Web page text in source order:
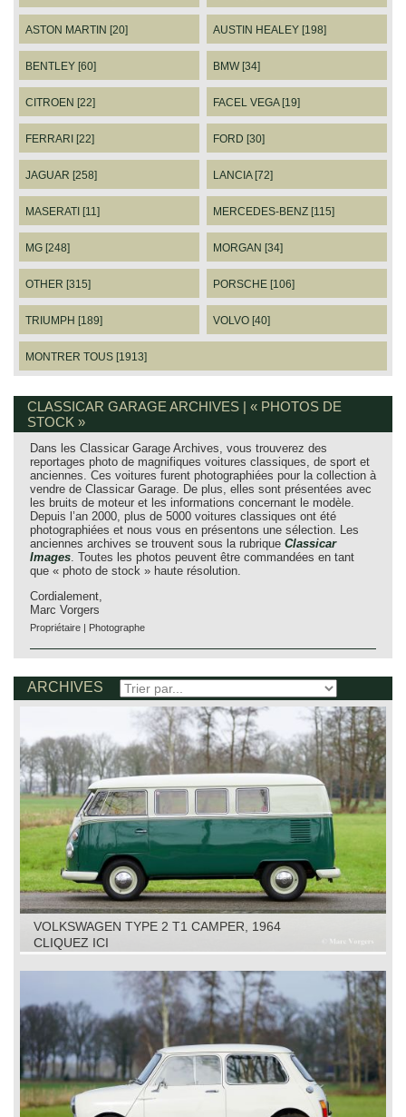
ASTON MARTIN [20] AUSTIN HEALEY [198]
BENTLEY [60] BMW [34]
CITROEN [22] FACEL VEGA [19]
FERRARI [22] FORD [30]
JAGUAR [258] LANCIA [72]
MASERATI [11] MERCEDES-BENZ [115]
MG [248] MORGAN [34]
OTHER [315] PORSCHE [106]
TRIUMPH [189] VOLVO [40]
MONTRER TOUS [1913]
CLASSICAR GARAGE ARCHIVES | « PHOTOS DE
STOCK »
Dans les Classicar Garage Archives, vous trouverez des
reportages photo de magnifiques voitures classiques, de sport et
anciennes. Ces voitures furent photographiées pour la collection à
vendre de Classicar Garage. De plus, elles sont présentées avec
les bruits de moteur et les informations concernant le modèle.
Depuis l’an 2000, plus de 5000 voitures classiques ont été
photographiées et nous vous en présentons une sélection. Les
anciennes archives se trouvent sous la rubrique Classicar
Images . Toutes les photos peuvent être commandées en tant
que « photo de stock » haute résolution.
Cordialement,
Marc Vorgers
Propriétaire | Photographe
ARCHIVES
VOLKSWAGEN TYPE 2 T1 CAMPER, 1964
CLIQUEZ ICI